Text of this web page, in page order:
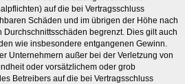
auf die bei Vertragsschluss
Schäden und im übrigen der Höhe nach
Durchschnittsschäden begrenzt. Dies gilt auch
wie insbesondere entgangenen Gewinn.
Unternehmern außer bei der Verletzung von
oder vorsätzlichem oder grob
Betreibers auf die bei Vertragsschluss